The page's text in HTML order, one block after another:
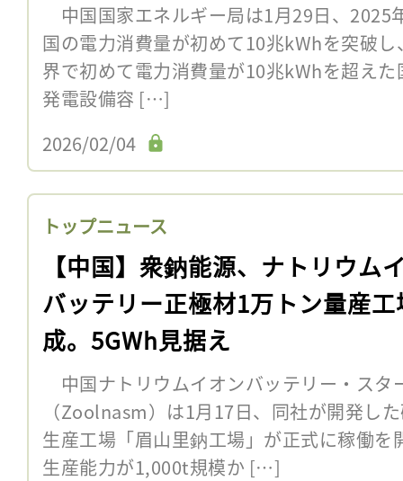
中国国家エネルギー局は1月29日、2025
国の電力消費量が初めて10兆kWhを突破
界で初めて電力消費量が10兆kWhを超え
発電設備容 […]
2026/02/04
トップニュース
【中国】衆鈉能源、ナトリウム
バッテリー正極材1万トン量産工
成。5GWh見据え
中国ナトリウムイオンバッテリー・スタ
（Zoolnasm）は1月17日、同社が開発し
生産工場「眉山里鈉工場」が正式に稼働
生産能力が1,000t規模か […]